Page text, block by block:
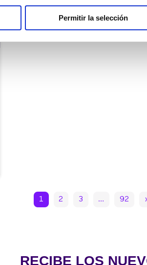
Permitir la selección
1 2 3 … 92 ›